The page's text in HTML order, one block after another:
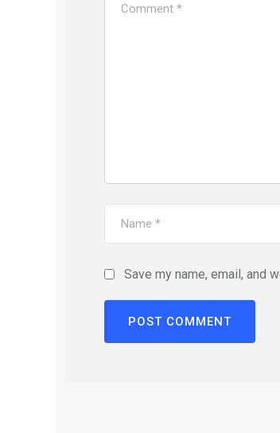
Save my name, email, and